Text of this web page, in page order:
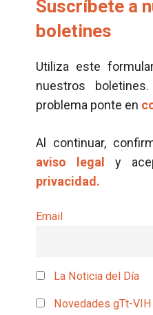
Suscríbete a
boletines
Utiliza este
nuestros
problema ponte en
Al continuar,
aviso legal
y
privacidad.
Email
La Noticia del Día
Novedades gTt-VIH